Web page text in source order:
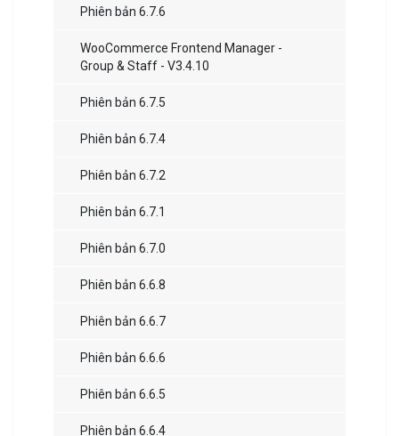
Phiên bản 6.7.6
WooCommerce Frontend Manager -
Group & Staff - V3.4.10
Phiên bản 6.7.5
Phiên bản 6.7.4
Phiên bản 6.7.2
Phiên bản 6.7.1
Phiên bản 6.7.0
Phiên bản 6.6.8
Phiên bản 6.6.7
Phiên bản 6.6.6
Phiên bản 6.6.5
Phiên bản 6.6.4